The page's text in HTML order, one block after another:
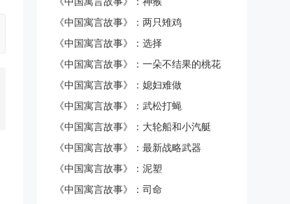
《中国寓言故事》：两只雉鸡
《中国寓言故事》：选择
《中国寓言故事》：一朵不结果的桃花
《中国寓言故事》：媳妇难做
《中国寓言故事》：武松打蝇
《中国寓言故事》：大轮船和小汽艇
《中国寓言故事》：最新战略武器
《中国寓言故事》：泥塑
《中国寓言故事》：司命